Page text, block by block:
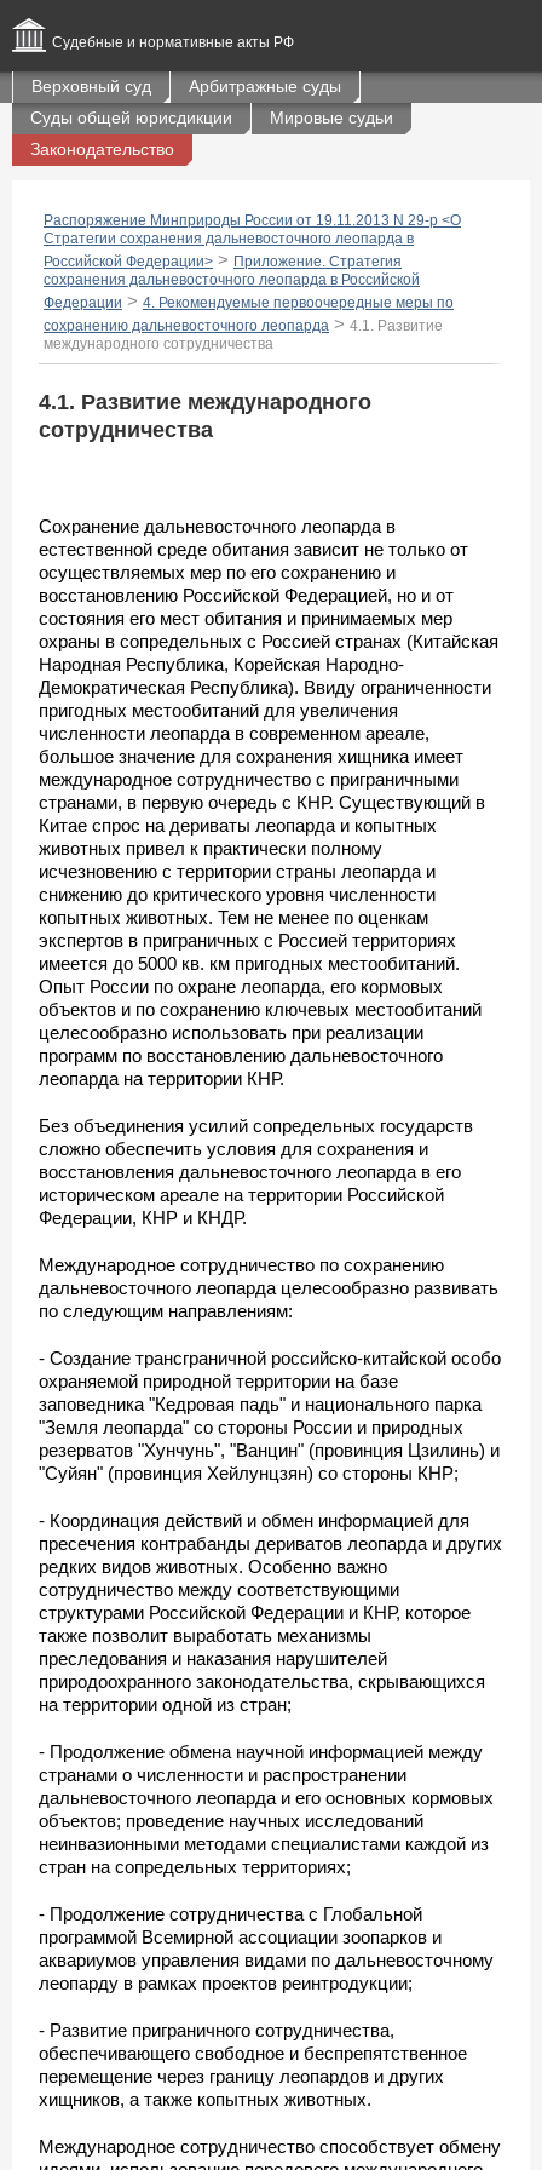
Судебные и нормативные акты РФ
Верховный суд
Арбитражные суды
Суды общей юрисдикции
Мировые судьи
Законодательство
Распоряжение Минприроды России от 19.11.2013 N 29-р <О
Стратегии сохранения дальневосточного леопарда в
Российской Федерации> > Приложение. Стратегия
сохранения дальневосточного леопарда в Российской
Федерации > 4. Рекомендуемые первоочередные меры по
сохранению дальневосточного леопарда > 4.1. Развитие
международного сотрудничества
4.1. Развитие международного
сотрудничества
Сохранение дальневосточного леопарда в
естественной среде обитания зависит не только от
осуществляемых мер по его сохранению и
восстановлению Российской Федерацией, но и от
состояния его мест обитания и принимаемых мер
охраны в сопредельных с Россией странах (Китайская
Народная Республика, Корейская Народно-
Демократическая Республика). Ввиду ограниченности
пригодных местообитаний для увеличения
численности леопарда в современном ареале,
большое значение для сохранения хищника имеет
международное сотрудничество с приграничными
странами, в первую очередь с КНР. Существующий в
Китае спрос на дериваты леопарда и копытных
животных привел к практически полному
исчезновению с территории страны леопарда и
снижению до критического уровня численности
копытных животных. Тем не менее по оценкам
экспертов в приграничных с Россией территориях
имеется до 5000 кв. км пригодных местообитаний.
Опыт России по охране леопарда, его кормовых
объектов и по сохранению ключевых местообитаний
целесообразно использовать при реализации
программ по восстановлению дальневосточного
леопарда на территории КНР.
Без объединения усилий сопредельных государств
сложно обеспечить условия для сохранения и
восстановления дальневосточного леопарда в его
историческом ареале на территории Российской
Федерации, КНР и КНДР.
Международное сотрудничество по сохранению
дальневосточного леопарда целесообразно развивать
по следующим направлениям:
- Создание трансграничной российско-китайской особо
охраняемой природной территории на базе
заповедника "Кедровая падь" и национального парка
"Земля леопарда" со стороны России и природных
резерватов "Хунчунь", "Ванцин" (провинция Цзилинь) и
"Суйян" (провинция Хейлунцзян) со стороны КНР;
- Координация действий и обмен информацией для
пресечения контрабанды дериватов леопарда и других
редких видов животных. Особенно важно
сотрудничество между соответствующими
структурами Российской Федерации и КНР, которое
также позволит выработать механизмы
преследования и наказания нарушителей
природоохранного законодательства, скрывающихся
на территории одной из стран;
- Продолжение обмена научной информацией между
странами о численности и распространении
дальневосточного леопарда и его основных кормовых
объектов; проведение научных исследований
неинвазионными методами специалистами каждой из
стран на сопредельных территориях;
- Продолжение сотрудничества с Глобальной
программой Всемирной ассоциации зоопарков и
аквариумов управления видами по дальневосточному
леопарду в рамках проектов реинтродукции;
- Развитие приграничного сотрудничества,
обеспечивающего свободное и беспрепятственное
перемещение через границу леопардов и других
хищников, а также копытных животных.
Международное сотрудничество способствует обмену